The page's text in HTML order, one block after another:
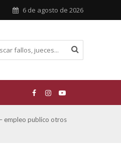
6 de agosto de 2026
empleo publico otros